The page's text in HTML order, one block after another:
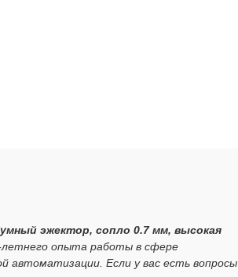
эжектор, сопло 0.7 мм, высокая
летнего опыта работы в сфере
автоматизации. Если у вас есть вопросы